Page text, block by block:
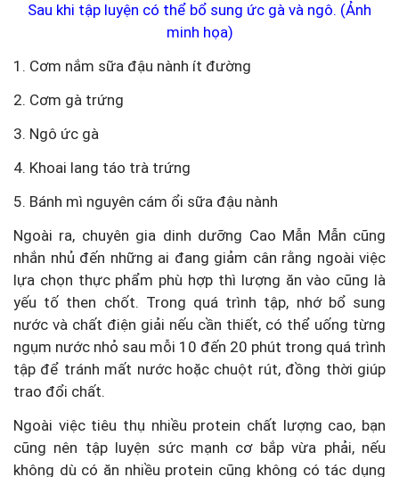
Sau khi tập luyện có thể bổ sung ức gà và ngô. (Ảnh
minh họa)
1. Cơm nắm sữa đậu nành ít đường
2. Cơm gà trứng
3. Ngô ức gà
4. Khoai lang táo trà trứng
5. Bánh mì nguyên cám ổi sữa đậu nành
Ngoài ra, chuyên gia dinh dưỡng Cao Mẫn Mẫn cũng
nhắn nhủ đến những ai đang giảm cân rằng ngoài việc
lựa chọn thực phẩm phù hợp thì lượng ăn vào cũng là
yếu tố then chốt. Trong quá trình tập, nhớ bổ sung
nước và chất điện giải nếu cần thiết, có thể uống từng
ngụm nước nhỏ sau mỗi 10 đến 20 phút trong quá trình
tập để tránh mất nước hoặc chuột rút, đồng thời giúp
trao đổi chất.
Ngoài việc tiêu thụ nhiều protein chất lượng cao, bạn
cũng nên tập luyện sức mạnh cơ bắp vừa phải, nếu
không dù có ăn nhiều protein cũng không có tác dụng